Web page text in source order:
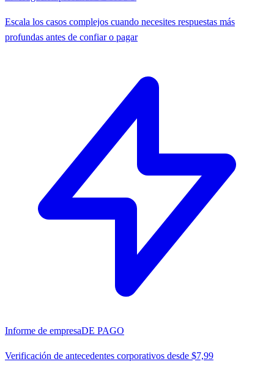
Escala los casos complejos cuando necesites respuestas más
profundas antes de confiar o pagar
Informe de empresaDE PAGO
Verificación de antecedentes corporativos desde $7,99